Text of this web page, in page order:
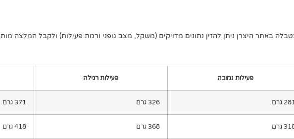
באתר היצרן ניתן להזין נתונים מדויקים (משקל, מצב גופני ורמת פעילות) ולקבל המלצה
פעילות נמוכה פעילות רגילה
גרם 326 גרם 371 גרם
גרם 368 גרם 418 גרם